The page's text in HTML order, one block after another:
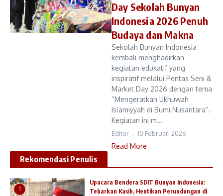
Day Sekolah Bunyan
Indonesia 2026 Penuh
Budaya dan Makna
Sekolah Bunyan Indonesia
kembali menghadirkan
kegiatan edukatif yang
inspiratif melalui Pentas Seni &
Market Day 2026 dengan tema
“Mengeratkan Ukhuwah
Islamiyyah di Bumi Nusantara”.
Kegiatan ini m...
Editor 10 Februari 2026
Read More
Rekomendasi Penulis
1
Upacara Bendera SDIT Bunyan Indonesia:
Tebarkan Kasih, Hentikan Perundungan di